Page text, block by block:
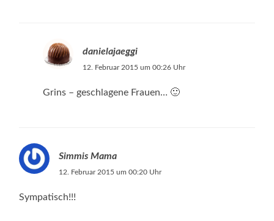
danielajaeggi
12. Februar 2015 um 00:26 Uhr
Grins – geschlagene Frauen… 🙂
Simmis Mama
12. Februar 2015 um 00:20 Uhr
Sympatisch!!!